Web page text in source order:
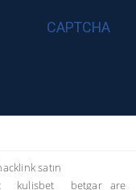
CAPTCHA
satın
kulisbet betgar are